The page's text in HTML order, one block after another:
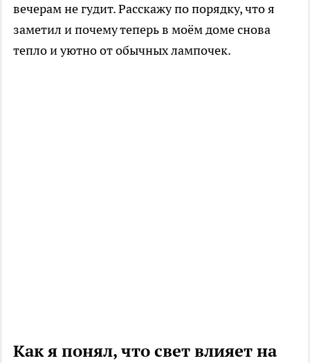
вечерам не гудит. Расскажу по порядку, что я
заметил и почему теперь в моём доме снова
тепло и уютно от обычных лампочек.
Как я понял, что свет влияет на